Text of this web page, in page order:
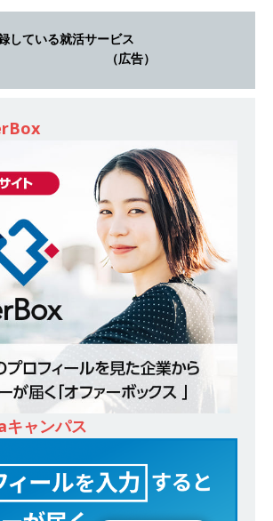
[ 2026年5月14日 ] 【 28卒 ｜ 適性検査合否免
除・面接確約!! ｜ 1dayインターンあり 】 東京勤
件販売までを担う ｜ 平均年収809万 ｜ 年間休日
130日・土日祝完全休み ｜ スタンダード上場 ｜
明豊エンタープライズ
体育会積極採用企業
[ 2026年5月14日 ]
【 28卒 ｜ オープンカンパニ
ー｜東京勤務・転勤なし ｜ 文理不問 】 7期連続
200％増収!! ｜ 様々な業界の知識・スキルを身に
付けることが可能 ｜ データ分析のエキスパート
としてクライアントの課題を解決 ｜ 土日祝完全
休み ｜ データアナリティクスラボ
極採用企業
[ 2026年5月14日 ] 【 28卒 ｜ 東京勤務・転勤な
し 】 食品・生鮮業界に特化した人材紹介サービ
スを提供するベンチャー企業 ｜ 設立から毎年黒
している就活サービス
（広告）
ャンパス